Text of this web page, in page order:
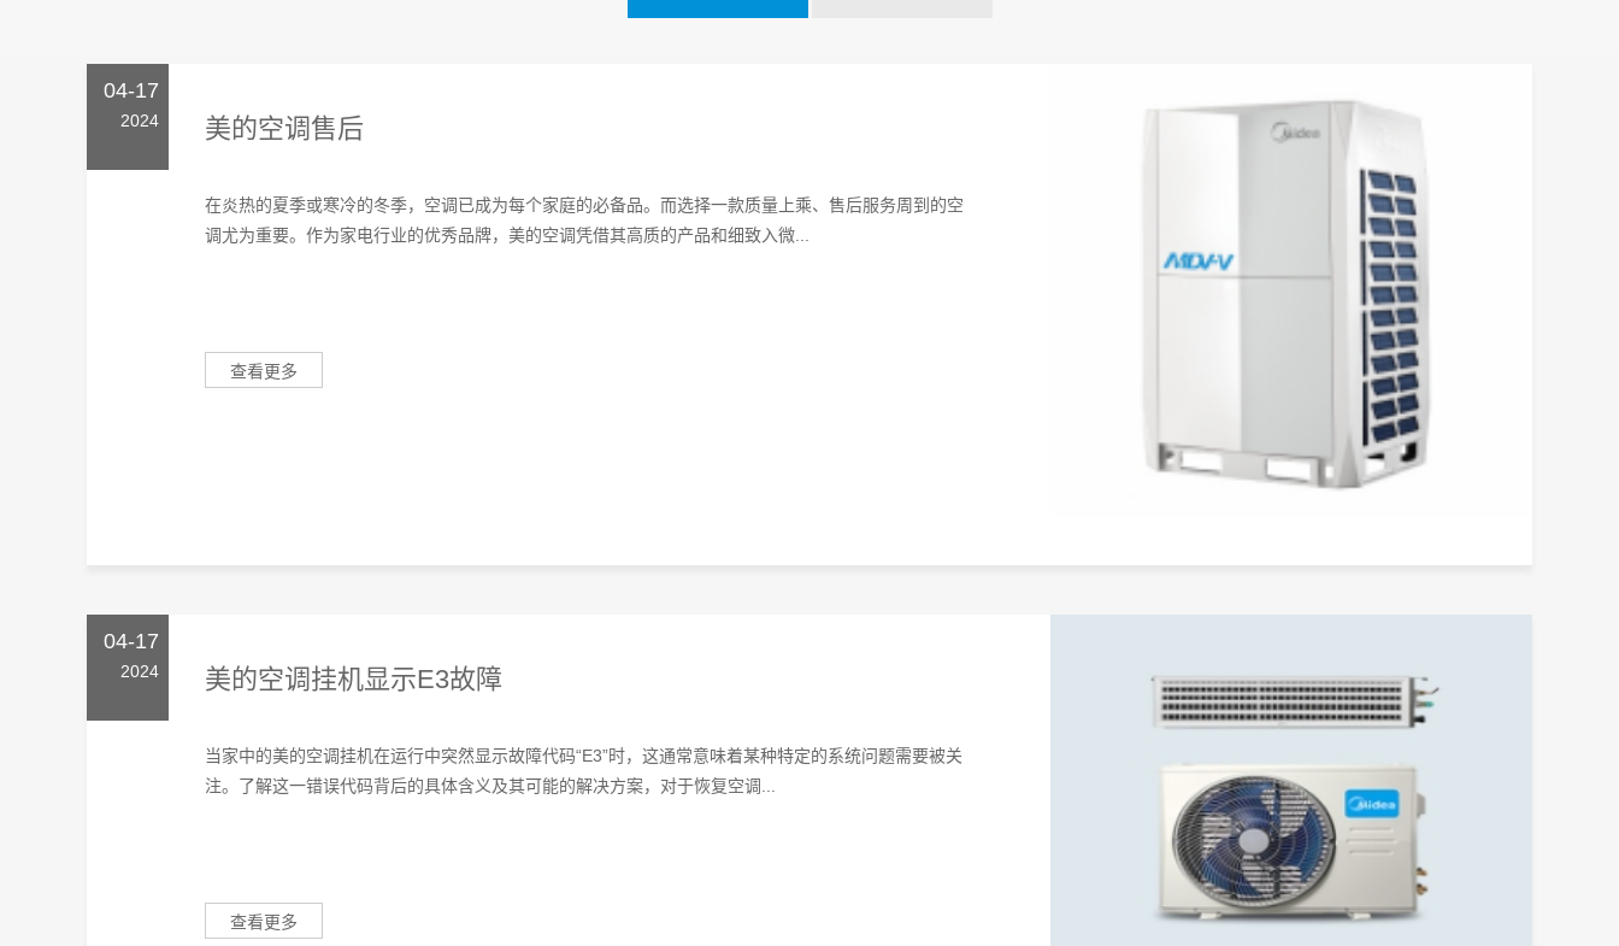
04-17
2024 美的空调售后
在炎热的夏季或寒冷的冬季，空调已成为每个家庭的必备品。而选择一款质量上乘、售后服务周到的空
调尤为重要。作为家电行业的优秀品牌，美的空调凭借其高质的产品和细致入微...
查看更多
04-17
2024 美的空调挂机显示E3故障
当家中的美的空调挂机在运行中突然显示故障代码“E3”时，这通常意味着某种特定的系统问题需要被关
注。了解这一错误代码背后的具体含义及其可能的解决方案，对于恢复空调...
查看更多